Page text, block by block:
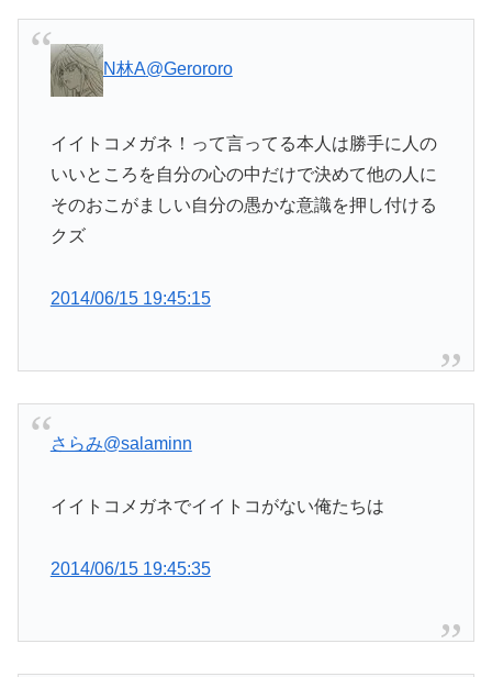
N林A@Gerororo
イイトコメガネ！って言ってる本人は勝手に人の
いいところを自分の心の中だけで決めて他の人に
そのおこがましい自分の愚かな意識を押し付ける
クズ
2014/06/15 19:45:15
さらみ@salaminn
イイトコメガネでイイトコがない俺たちは
2014/06/15 19:45:35